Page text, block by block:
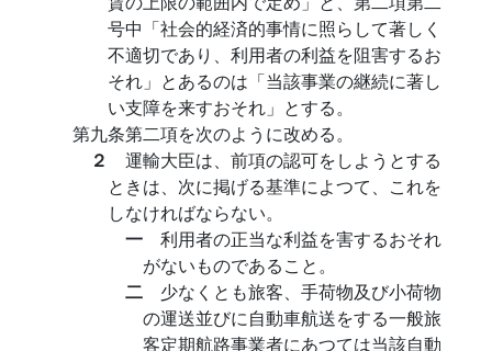
号中「社会的経済的事情に照らして著しく
不適切であり、利用者の利益を阻害するお
それ」とあるのは「当該事業の継続に著し
い支障を来すおそれ」とする。
第九条第二項を次のように改める。
２ 運輸大臣は、前項の認可をしようとする
ときは、次に掲げる基準によつて、これを
しなければならない。
一 利用者の正当な利益を害するおそれ
がないものであること。
二 少なくとも旅客、手荷物及び小荷物
の運送並びに自動車航送をする一般旅
客定期航路事業者にあつては当該自動